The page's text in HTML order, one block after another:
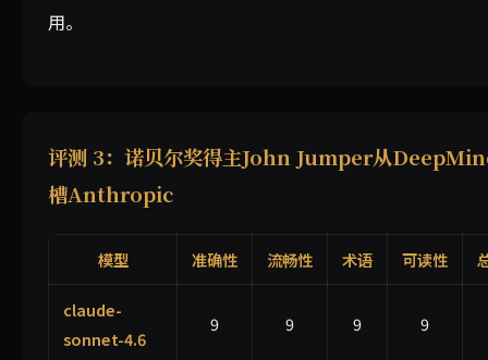
用。
评测 3：诺贝尔奖得主John Jumper从
槽Anthropic
模型 准确性 流畅性 术语 可读性
claude-
sonnet-4.6
9 9 9 9